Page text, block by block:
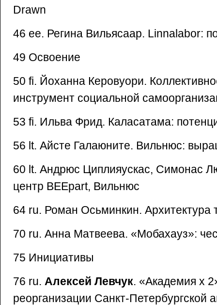
Drawn
46 ee. Регина Вильясаар. Linnalabor:
49 Освоение
50 fi. Йоханна Керовуори.
инструмент социальной
53 fi. Ильва Фрид. Каласатама:
56 lt. Айсте Галаюните. Вильнюс:
60 lt. Андрюс Циплияускас, Симонас
центр BEEpart, Вильнюс
64 ru. Роман Осьминкин. Архитектура
70 ru. Анна Матвеева. «Мобахауз»:
75 Инициативы
76 ru. Алексей Левчук. «Академия x
реорганизации Санкт-Петербургской